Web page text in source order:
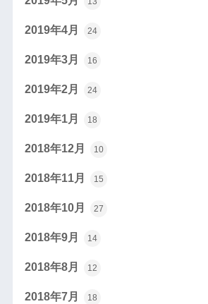
2019年4月 24
2019年3月 16
2019年2月 24
2019年1月 18
2018年12月 10
2018年11月 15
2018年10月 27
2018年9月 14
2018年8月 12
2018年7月 18